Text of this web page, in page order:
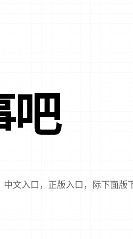
吧
文入口，正版入口，际下面版